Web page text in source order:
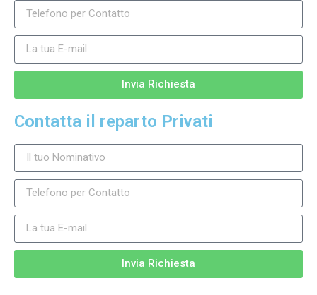
Invia Richiesta
Contatta il reparto Privati
Invia Richiesta